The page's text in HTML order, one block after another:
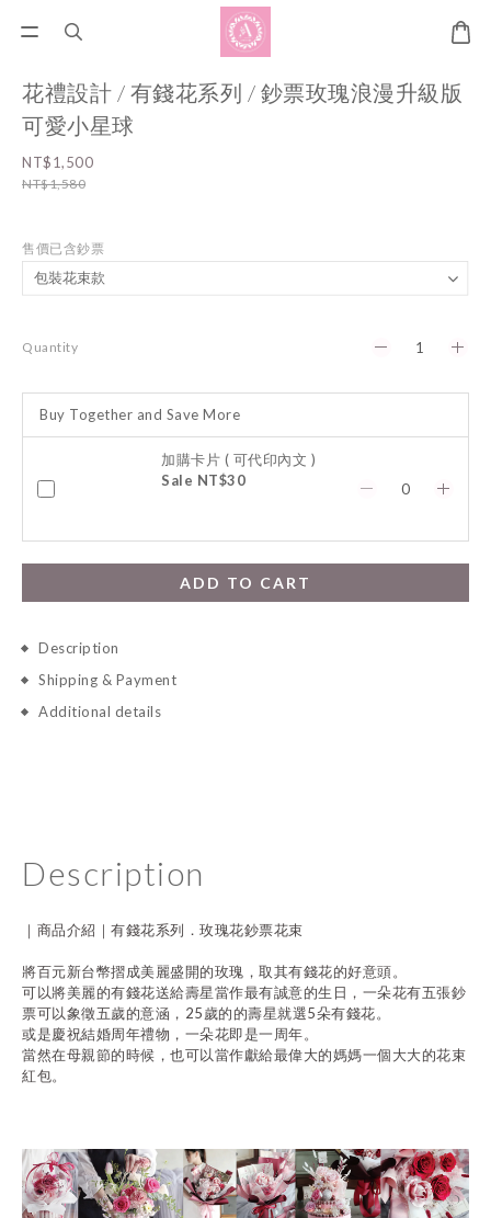
花禮設計 / 有錢花系列 / 鈔票玫瑰浪漫升級版
可愛小星球
NT$1,500
NT$1,580
售價已含鈔票
Quantity
Buy Together and Save More
加購卡片 ( 可代印內文 )
Sale NT$30
ADD TO CART
Description
Shipping & Payment
Additional details
Description
｜商品介紹｜ 有錢花系列．玫瑰花鈔票花束
將百元新台幣摺成美麗盛開的玫瑰，取其有錢花的好意頭。
可以將美麗的有錢花送給壽星當作最有誠意的生日，一朵花有五張鈔
票可以象徵五歲的意涵，25歲的的壽星就選5朵有錢花。
或是慶祝結婚周年禮物，一朵花即是一周年。
當然在母親節的時候，也可以當作獻給最偉大的媽媽一個大大的花束
紅包。